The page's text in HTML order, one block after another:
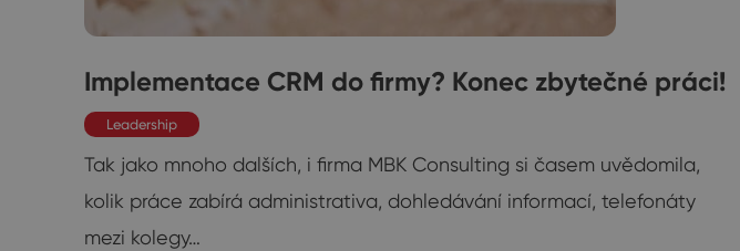
Implementace CRM do firmy? Konec zbytečné práci!
Leadership
Tak jako mnoho dalších, i firma MBK Consulting si časem uvědomila,
kolik práce zabírá administrativa, dohledávání informací, telefonáty
mezi kolegy…